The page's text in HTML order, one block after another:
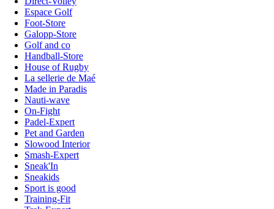
Espace Golf
Foot-Store
Galopp-Store
Golf and co
Handball-Store
House of Rugby
La sellerie de Maé
Made in Paradis
Nauti-wave
On-Fight
Padel-Expert
Pet and Garden
Slowood Interior
Smash-Expert
Sneak'In
Sneakids
Sport is good
Training-Fit